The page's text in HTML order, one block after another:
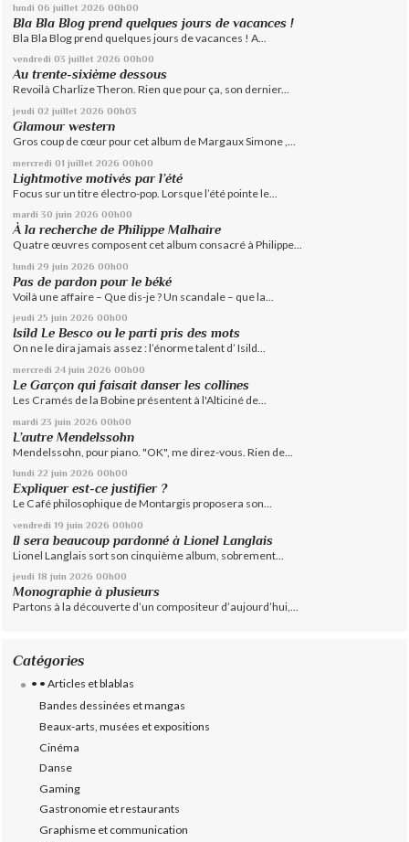
lundi 06 juillet 2026 00h00
Bla Bla Blog prend quelques jours de vacances !
Bla Bla Blog prend quelques jours de vacances ! A...
vendredi 03 juillet 2026 00h00
Au trente-sixième dessous
Revoilà Charlize Theron. Rien que pour ça, son dernier...
jeudi 02 juillet 2026 00h03
Glamour western
Gros coup de cœur pour cet album de Margaux Simone ,...
mercredi 01 juillet 2026 00h00
Lightmotive motivés par l’été
Focus sur un titre électro-pop. Lorsque l’été pointe le...
mardi 30 juin 2026 00h00
À la recherche de Philippe Malhaire
Quatre œuvres composent cet album consacré à Philippe...
lundi 29 juin 2026 00h00
Pas de pardon pour le béké
Voilà une affaire – Que dis-je ? Un scandale – que la...
jeudi 25 juin 2026 00h00
Isild Le Besco ou le parti pris des mots
On ne le dira jamais assez : l’énorme talent d’ Isild...
mercredi 24 juin 2026 00h00
Le Garçon qui faisait danser les collines
Les Cramés de la Bobine présentent à l'Alticiné de...
mardi 23 juin 2026 00h00
L’autre Mendelssohn
Mendelssohn, pour piano. "OK", me direz-vous. Rien de...
lundi 22 juin 2026 00h00
Expliquer est-ce justifier ?
Le Café philosophique de Montargis proposera son...
vendredi 19 juin 2026 00h00
Il sera beaucoup pardonné à Lionel Langlais
Lionel Langlais sort son cinquième album, sobrement...
jeudi 18 juin 2026 00h00
Monographie à plusieurs
Partons à la découverte d’un compositeur d’aujourd’hui,...
Catégories
• • Articles et blablas
Bandes dessinées et mangas
Beaux-arts, musées et expositions
Cinéma
Danse
Gaming
Gastronomie et restaurants
Graphisme et communication